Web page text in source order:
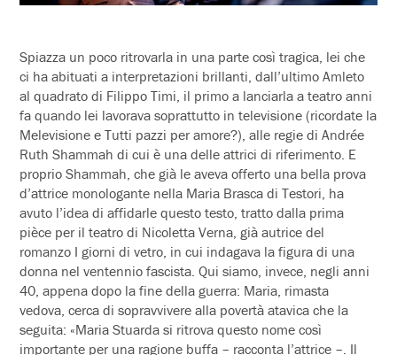
Spiazza un poco ritrovarla in una parte così tragica, lei che
ci ha abituati a interpretazioni brillanti, dall’ultimo Amleto
al quadrato di Filippo Timi, il primo a lanciarla a teatro anni
fa quando lei lavorava soprattutto in televisione (ricordate la
Melevisione e Tutti pazzi per amore?), alle regie di Andrée
Ruth Shammah di cui è una delle attrici di riferimento. E
proprio Shammah, che già le aveva offerto una bella prova
d’attrice monologante nella Maria Brasca di Testori, ha
avuto l’idea di affidarle questo testo, tratto dalla prima
pièce per il teatro di Nicoletta Verna, già autrice del
romanzo I giorni di vetro, in cui indagava la figura di una
donna nel ventennio fascista. Qui siamo, invece, negli anni
40, appena dopo la fine della guerra: Maria, rimasta
vedova, cerca di sopravvivere alla povertà atavica che la
seguita: «MariaStuarda si ritrova questo nome così
importante per una ragione buffa – racconta l’attrice –. Il